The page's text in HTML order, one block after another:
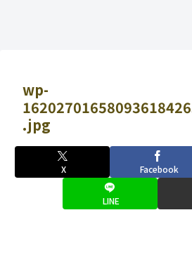
wp-
.jpg
X Facebook
LINE